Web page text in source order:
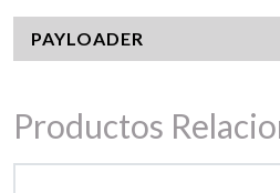
PAYLOADER
Productos